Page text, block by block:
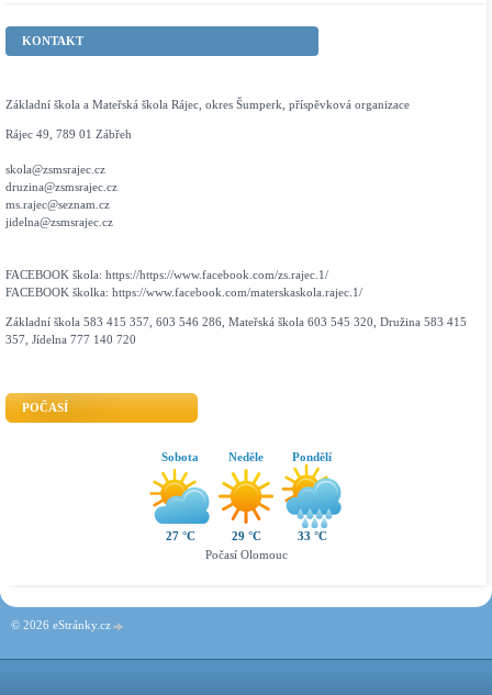
KONTAKT
Základní škola a Mateřská škola Rájec, okres Šumperk, příspěvková organizace
Rájec 49, 789 01 Zábřeh
skola@zsmsrajec.cz
druzina@zsmsrajec.cz
ms.rajec@seznam.cz
jidelna@zsmsrajec.cz
FACEBOOK škola: https://https://www.facebook.com/zs.rajec.1/
FACEBOOK školka: https://www.facebook.com/materskaskola.rajec.1/
Základní škola 583 415 357, 603 546 286, Mateřská škola 603 545 320, Družina 583 415
357, Jídelna 777 140 720
POČASÍ
Sobota
27 °C
Neděle
29 °C
Pondělí
33 °C
Počasí Olomouc
© 2026 eStránky.cz